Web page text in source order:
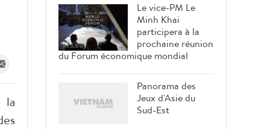
la
Le vice-PM Le
Minh Khai
participera à la
prochaine réunion
du Forum économique mondial
Panorama des
Jeux d'Asie du
Sud-Est